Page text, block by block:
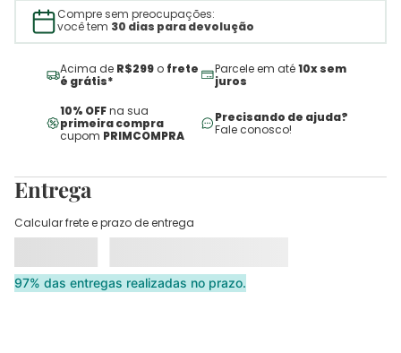
Compre sem preocupações:
você tem 30 dias para devolução
Acima de R$299 o frete
é grátis*
Parcele em até10x sem
juros
10% OFFna sua
primeira compra
cupom PRIMCOMPRA
Precisando de ajuda?
Fale conosco!
Entrega
Calcular frete e prazo de entrega
97% das entregas realizadas no prazo.